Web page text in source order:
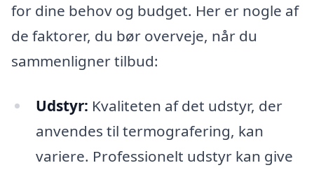
for dine behov og budget. Her er nogle af
de faktorer, du bør overveje, når du
sammenligner tilbud:
Udstyr: Kvaliteten af det udstyr, der
anvendes til termografering, kan
variere. Professionelt udstyr kan give